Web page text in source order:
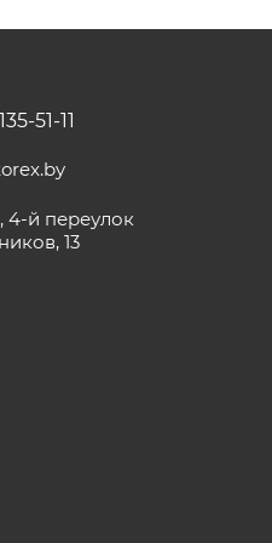
51-11
4-й переулок
13